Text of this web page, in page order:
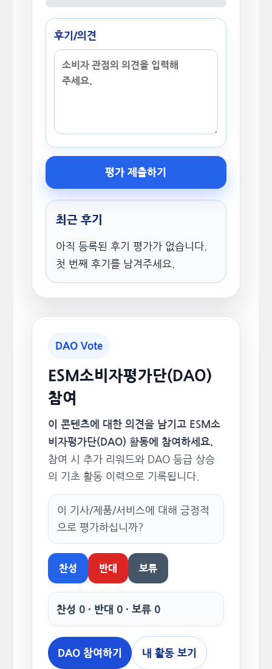
후기/의견
평가 제출하기
최근 후기
아직 등록된 후기 평가가 없습니다.
첫 번째 후기를 남겨주세요.
DAO Vote
ESM소비자평가단(DAO)
참여
이 콘텐츠에 대한 의견을 남기고 ESM소
비자평가단(DAO) 활동에 참여하세요.
참여 시 추가 리워드와 DAO 등급 상승
의 기초 활동 이력으로 기록됩니다.
이 기사/제품/서비스에 대해 긍정적
으로 평가하십니까?
찬성 반대 보류
찬성 0 · 반대 0 · 보류 0
DAO 참여하기 내 활동 보기